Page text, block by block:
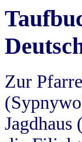
Zur
Jagdhaus